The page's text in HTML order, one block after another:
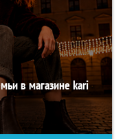
в магазине kari